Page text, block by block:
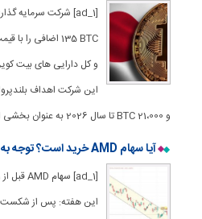
و 21،000 BTC تا سال 2026 به عنوان بخشی از عملیات استراتژیک خزانه
آیا سهام AMD خرید است؟ توجه به خرید در forexlive.com
این هفته: پس از